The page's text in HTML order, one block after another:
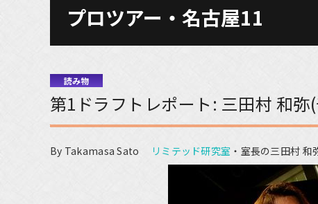
プロツアー・名古屋11
読み物
第1ドラフトレポート: 三田村 和弥
By Takamasa Sato リミテッド研究室 ・室長の三田村